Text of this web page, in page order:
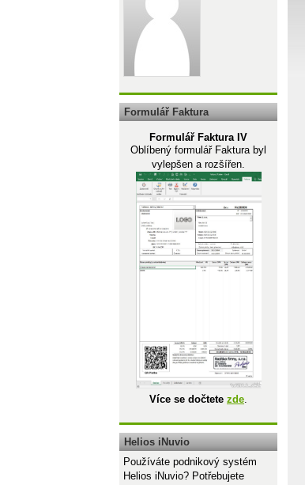
Formulář Faktura
Formulář Faktura IV
Oblíbený formulář Faktura byl
vylepšen a rozšířen.
Více se dočtete zde.
Helios iNuvio
Používáte podnikový systém
Helios iNuvio? Potřebujete